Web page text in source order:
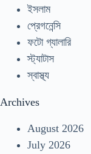
ইসলাম
প্রেগনেন্সি
ফটো গ্যালারি
স্ট্যাটাস
স্বাস্থ্য
Archives
August 2026
July 2026